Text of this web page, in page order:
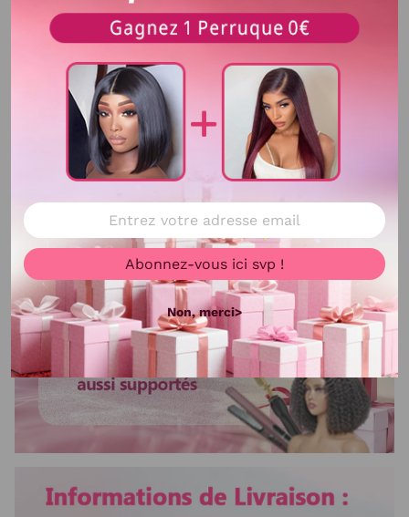
Voir plus
Abonnez-vous ici svp !
Non, merci>